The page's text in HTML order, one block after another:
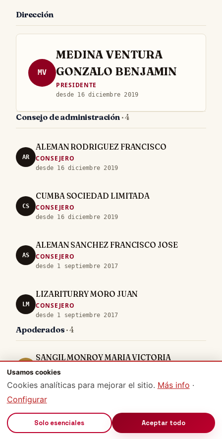
Dirección
MV
MEDINA VENTURA
GONZALO BENJAMIN
PRESIDENTE
desde 16 diciembre 2019
Consejo de administración · 4
AR
ALEMAN RODRIGUEZ FRANCISCO
CONSEJERO
desde 16 diciembre 2019
CS
CUMBA SOCIEDAD LIMITADA
CONSEJERO
desde 16 diciembre 2019
AS
ALEMAN SANCHEZ FRANCISCO JOSE
CONSEJERO
desde 1 septiembre 2017
LM
LIZARITURRY MORO JUAN
CONSEJERO
desde 1 septiembre 2017
Apoderados · 4
SANGIL MONROY MARIA VICTORIA
APODERADO
AV
ARTAGNAN VILLAR
APODERADO
desde 24 noviembre 2017
Usamos cookies
Cookies analíticas para mejorar el sitio. Más info ·
Configurar
Solo esenciales Aceptar todo